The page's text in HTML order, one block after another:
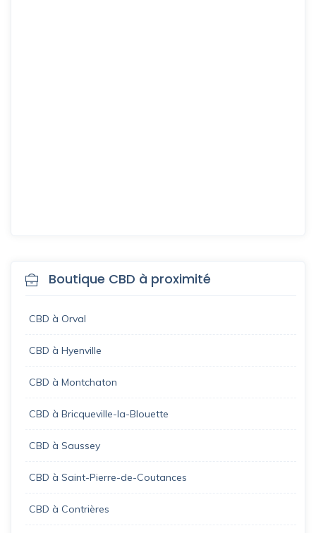
Boutique CBD à proximité
CBD à Orval
CBD à Hyenville
CBD à Montchaton
CBD à Bricqueville-la-Blouette
CBD à Saussey
CBD à Saint-Pierre-de-Coutances
CBD à Contrières